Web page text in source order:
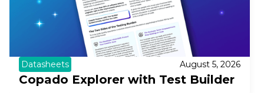
Datasheets August 5, 2026
Copado Explorer with Test Builder